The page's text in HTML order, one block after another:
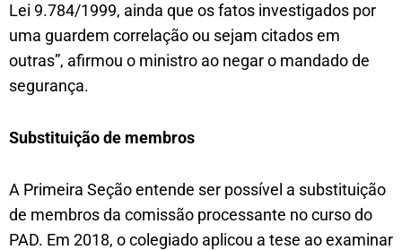
Lei 9.784/1999, ainda que os fatos investigados por
uma guardem correlação ou sejam citados em
outras”, afirmou o ministro ao negar o mandado de
segurança.
Substituição de​ membros
A Primeira Seção entende ser possível a substituição
de membros da comissão processante no curso do
PAD. Em 2018, o colegiado aplicou a tese ao examinar